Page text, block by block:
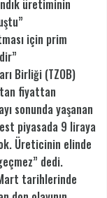
üretiminin
için prim
Birliği (TZOB)
fiyattan
sonunda yaşanan
piyasada 9 liraya
Üreticinin elinde
dedi.
tarihlerinde